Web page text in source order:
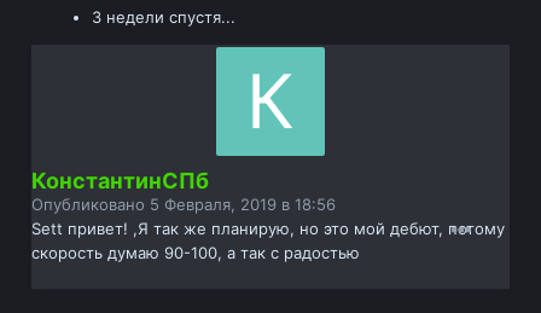
3 недели спустя...
КонстантинСПб
Опубликовано 5 Февраля, 2019 в 18:56
Sett привет! ,Я так же планирую, но это мой дебют, потому
скорость думаю 90-100, а так с радостью